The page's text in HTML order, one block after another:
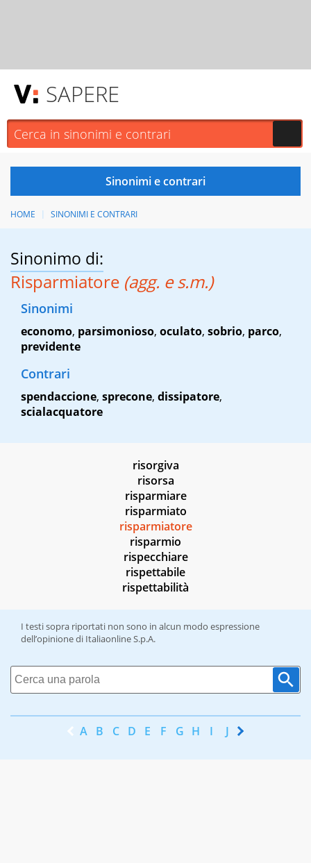
SAPERE
HOME SINONIMI E CONTRARI
Sinonimo di:
Risparmiatore (agg. e s.m.)
Sinonimi
economo, parsimonioso, oculato, sobrio, parco,
previdente
Contrari
spendaccione, sprecone, dissipatore,
scialacquatore
risorgiva
risorsa
risparmiare
risparmiato
risparmiatore
risparmio
rispecchiare
rispettabile
rispettabilità
I testi sopra riportati non sono in alcun modo espressione
dell’opinione di Italiaonline S.p.A.
A B C D E F G H I J K